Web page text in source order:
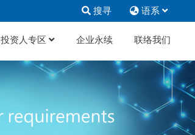
搜寻 语系
投资人专区 企业永续 联络我们